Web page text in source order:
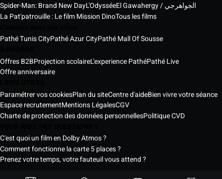
Spider-Man: Brand New DayL'Odyssée
El Gawahergy / الجواهرجي
La Pat'patrouille : Le film Mission DinoTous les films
Pathé Tunis CityPathé Azur CityPathé Mall Of Sousse
Offres B2BProjection scolaireL'experience PathéPathé Live
Offre anniversaire
Paramétrer vos cookiesPlan du siteCentre d'aideBien vivre votre séance
Espace recrutementMentions LégalesCGV
Charte de protection des données personnellesPolitique CVD
C'est quoi un film en Dolby Atmos ?
Comment fonctionne la carte 5 places ?
Prenez votre temps, votre fauteuil vous attend ?